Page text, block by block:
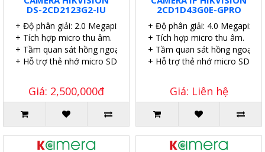
DS-2CD2123G2-IU
+ Độ phân giải: 2.0 Megapixel.
+ Tích hợp micro thu âm.
+ Tầm quan sát hồng ngoại: 40 mét.
+ Hỗ trợ thẻ nhớ micro SD 256GB.
Giá: 2,500,000đ
2CD1D43G0E-GPRO
+ Độ phân giải: 4.0 Megapixel.
+ Tích hợp micro thu âm.
+ Tầm quan sát hồng ngoại:
+ Hỗ trợ thẻ nhớ micro SD
Giá: Liên hệ